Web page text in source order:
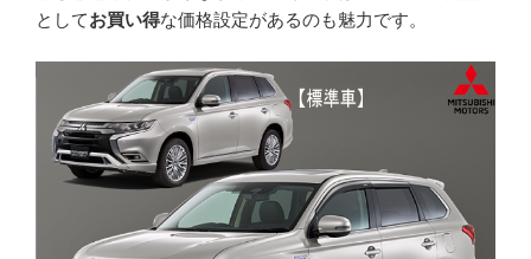
としてお買い得な価格設定があるのも魅力です。